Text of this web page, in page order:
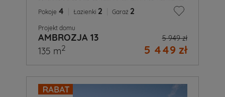
Pokoje 4 Łazienki 2 Garaż 2
Projekt domu
AMBROZJA 13 5 949 zł
5 449 zł
135 m2